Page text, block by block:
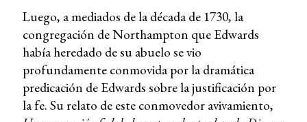
Luego, a mediados de la década de 1730, la
congregación de Northampton que Edwards
había heredado de su abuelo se vio
profundamente conmovida por la dramática
predicación de Edwards sobre la justificación por
la fe. Su relato de este conmovedor avivamiento,